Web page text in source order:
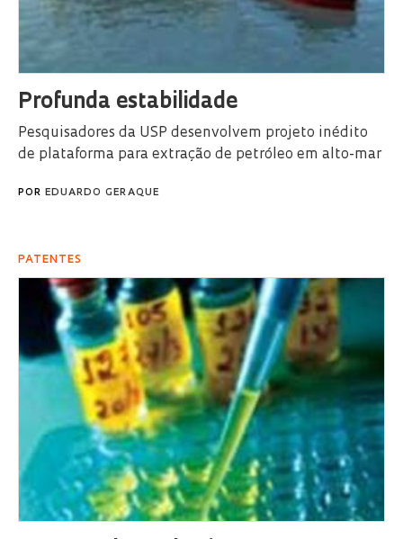
Profunda estabilidade
Pesquisadores da USP desenvolvem projeto inédito
de plataforma para extração de petróleo em alto-mar
POR EDUARDO GERAQUE
PATENTES